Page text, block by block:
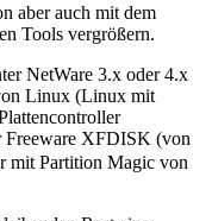
aber auch mit dem
Tools vergrößern.
NetWare 3.x oder 4.x
Linux (Linux mit
Freeware XFDISK (von
mit Partition Magic von